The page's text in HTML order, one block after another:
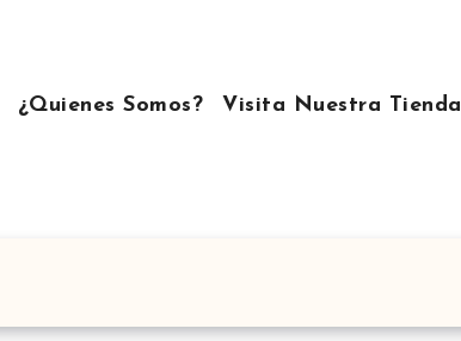
¿Quienes Somos? Visita Nuestra Tienda